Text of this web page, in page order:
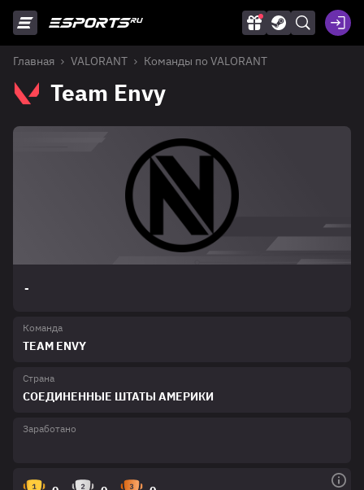
Главная VALORANT Команды по VALORANT
Team Envy
-
Команда
TEAM ENVY
Страна
СОЕДИНЕННЫЕ ШТАТЫ АМЕРИКИ
Заработано